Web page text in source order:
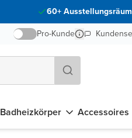
60+
Pro-Kunde
Badheizkörper Accessoires